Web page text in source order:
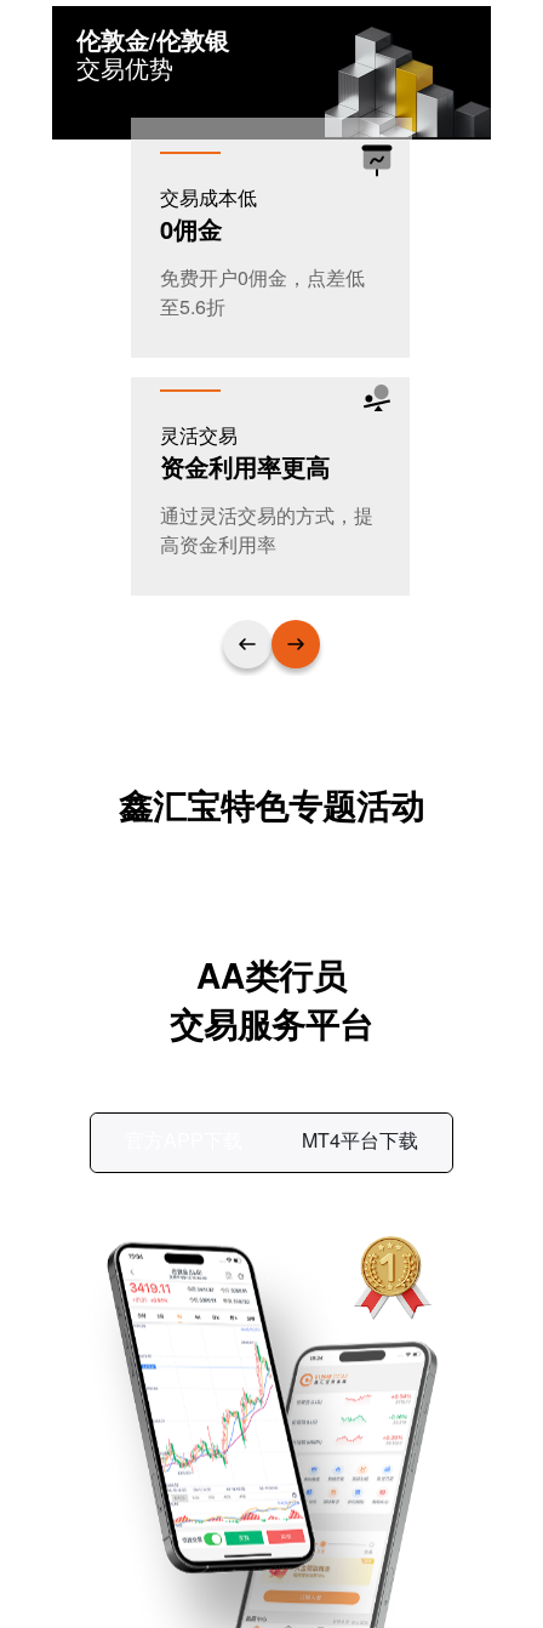
伦敦金/伦敦银
交易优势
交易成本低
0佣金
免费开户0佣金，点差低
至5.6折
灵活交易
资金利用率更高
通过灵活交易的方式，提
高资金利用率
鑫汇宝特色专题活动
AA类行员
交易服务平台
MT4平台下载